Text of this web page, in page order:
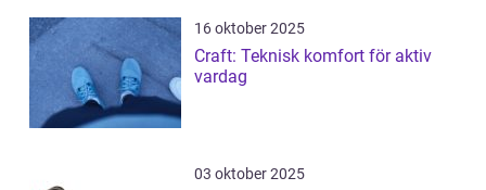
16 oktober 2025
Craft: Teknisk komfort för aktiv
vardag
03 oktober 2025